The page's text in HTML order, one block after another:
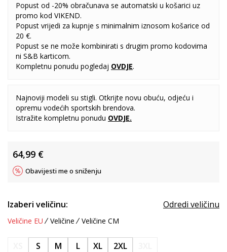
Popust od -20% obračunava se automatski u košarici uz
promo kod VIKEND.
Popust vrijedi za kupnje s minimalnim iznosom košarice od
20 €.
Popust se ne može kombinirati s drugim promo kodovima
ni S&B karticom.
Kompletnu ponudu pogledaj OVDJE.
Najnoviji modeli su stigli. Otkrijte novu obuću, odjeću i
opremu vodećih sportskih brendova.
Istražite kompletnu ponudu OVDJE.
64,99 €
Obavijesti me o sniženju
Izaberi veličinu: Odredi veličinu
Veličine EU Veličine Veličine CM
S M L XL 2XL